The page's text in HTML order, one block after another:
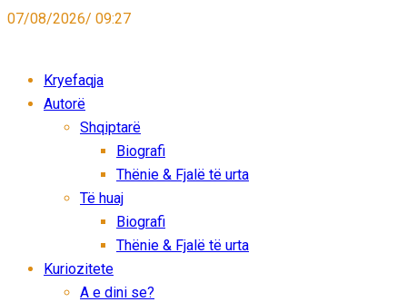
07/08/2026/ 09:27
Kryefaqja
Autorë
Shqiptarë
Biografi
Thënie & Fjalë të urta
Të huaj
Biografi
Thënie & Fjalë të urta
Kuriozitete
A e dini se?